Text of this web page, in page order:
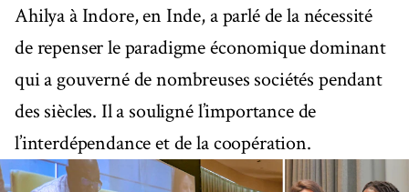
Ahilya à Indore, en Inde, a parlé de la nécessité
de repenser le paradigme économique dominant
qui a gouverné de nombreuses sociétés pendant
des siècles. Il a souligné l’importance de
l’interdépendance et de la coopération.